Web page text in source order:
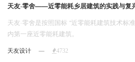
天友·零舍——近零能耗乡居建筑的实践与复
天友·零舍是按照国标 “近零能耗建筑技术标
内第一座近零能耗建筑。
天友设计 4732